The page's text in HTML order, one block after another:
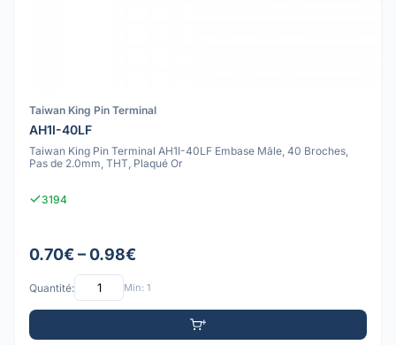
Taiwan King Pin Terminal
AH1I-40LF
Taiwan King Pin Terminal AH1I-40LF Embase Mâle, 40 Broches,
Pas de 2.0mm, THT, Plaqué Or
3194
0.70€ – 0.98€
Quantité: Min: 1